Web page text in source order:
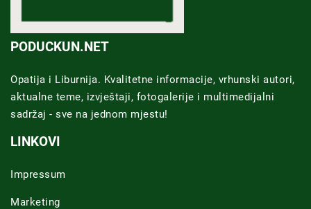
PODUCKUN.NET
Opatija i Liburnija. Kvalitetne informacije, vrhunski autori,
aktualne teme, izvještaji, fotogalerije i multimedijalni
sadržaj - sve na jednom mjestu!
LINKOVI
Impressum
Marketing